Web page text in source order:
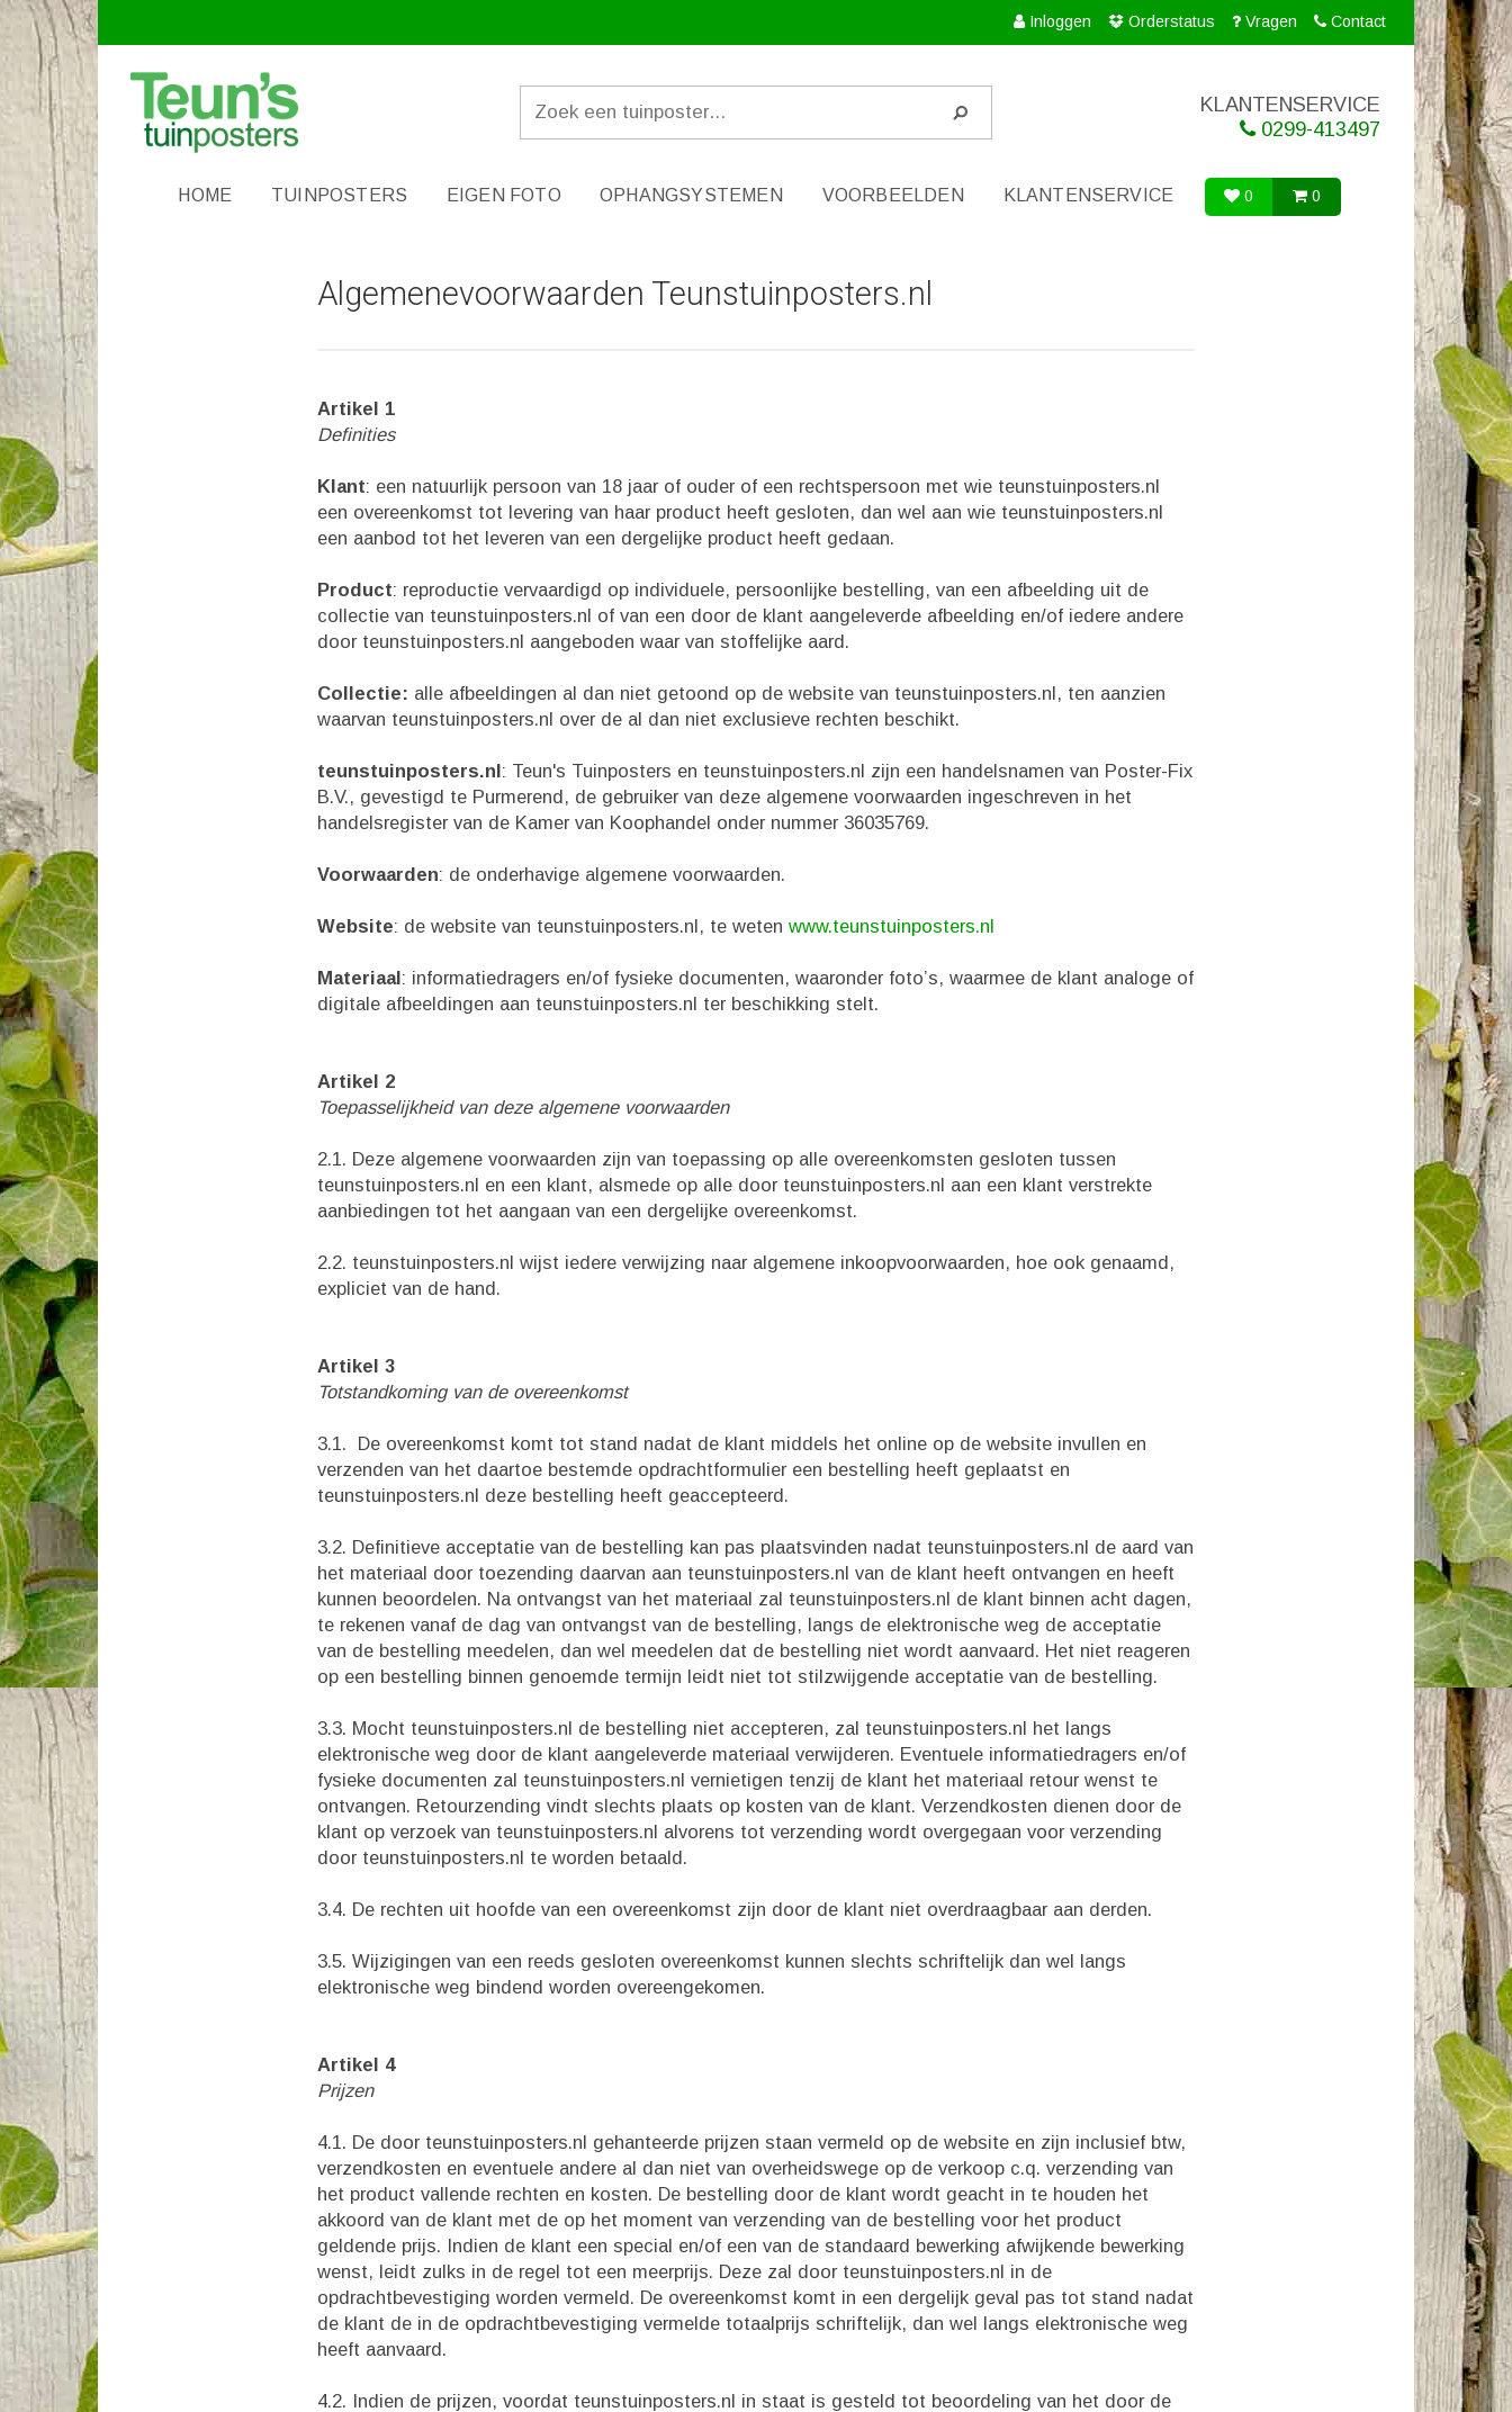
Inloggen Orderstatus Vragen Contact
KLANTENSERVICE
0299-413497
HOME TUINPOSTERS EIGEN FOTO OPHANGSYSTEMEN VOORBEELDEN KLANTENSERVICE 0 0
Algemenevoorwaarden Teunstuinposters.nl
Artikel 1
Definities
Klant: een natuurlijk persoon van 18 jaar of ouder of een rechtspersoon met wie teunstuinposters.nl
een overeenkomst tot levering van haar product heeft gesloten, dan wel aan wie teunstuinposters.nl
een aanbod tot het leveren van een dergelijke product heeft gedaan.
Product: reproductie vervaardigd op individuele, persoonlijke bestelling, van een afbeelding uit de
collectie van teunstuinposters.nl of van een door de klant aangeleverde afbeelding en/of iedere andere
door teunstuinposters.nl aangeboden waar van stoffelijke aard.
Collectie: alle afbeeldingen al dan niet getoond op de website van teunstuinposters.nl, ten aanzien
waarvan teunstuinposters.nl over de al dan niet exclusieve rechten beschikt.
teunstuinposters.nl: Teun's Tuinposters en teunstuinposters.nl zijn een handelsnamen van Poster-Fix
B.V., gevestigd te Purmerend, de gebruiker van deze algemene voorwaarden ingeschreven in het
handelsregister van de Kamer van Koophandel onder nummer 36035769.
Voorwaarden: de onderhavige algemene voorwaarden.
Website: de website van teunstuinposters.nl, te weten www.teunstuinposters.nl
Materiaal: informatiedragers en/of fysieke documenten, waaronder foto’s, waarmee de klant analoge of
digitale afbeeldingen aan teunstuinposters.nl ter beschikking stelt.
Artikel 2
Toepasselijkheid van deze algemene voorwaarden
2.1. Deze algemene voorwaarden zijn van toepassing op alle overeenkomsten gesloten tussen
teunstuinposters.nl en een klant, alsmede op alle door teunstuinposters.nl aan een klant verstrekte
aanbiedingen tot het aangaan van een dergelijke overeenkomst.
2.2. teunstuinposters.nl wijst iedere verwijzing naar algemene inkoopvoorwaarden, hoe ook genaamd,
expliciet van de hand.
Artikel 3
Totstandkoming van de overeenkomst
3.1. De overeenkomst komt tot stand nadat de klant middels het online op de website invullen en
verzenden van het daartoe bestemde opdrachtformulier een bestelling heeft geplaatst en
teunstuinposters.nl deze bestelling heeft geaccepteerd.
3.2. Definitieve acceptatie van de bestelling kan pas plaatsvinden nadat teunstuinposters.nl de aard van
het materiaal door toezending daarvan aan teunstuinposters.nl van de klant heeft ontvangen en heeft
kunnen beoordelen. Na ontvangst van het materiaal zal teunstuinposters.nl de klant binnen acht dagen,
te rekenen vanaf de dag van ontvangst van de bestelling, langs de elektronische weg de acceptatie
van de bestelling meedelen, dan wel meedelen dat de bestelling niet wordt aanvaard. Het niet reageren
op een bestelling binnen genoemde termijn leidt niet tot stilzwijgende acceptatie van de bestelling.
3.3. Mocht teunstuinposters.nl de bestelling niet accepteren, zal teunstuinposters.nl het langs
elektronische weg door de klant aangeleverde materiaal verwijderen. Eventuele informatiedragers en/of
fysieke documenten zal teunstuinposters.nl vernietigen tenzij de klant het materiaal retour wenst te
ontvangen. Retourzending vindt slechts plaats op kosten van de klant. Verzendkosten dienen door de
klant op verzoek van teunstuinposters.nl alvorens tot verzending wordt overgegaan voor verzending
door teunstuinposters.nl te worden betaald.
3.4. De rechten uit hoofde van een overeenkomst zijn door de klant niet overdraagbaar aan derden.
3.5. Wijzigingen van een reeds gesloten overeenkomst kunnen slechts schriftelijk dan wel langs
elektronische weg bindend worden overeengekomen.
Artikel 4
Prijzen
4.1. De door teunstuinposters.nl gehanteerde prijzen staan vermeld op de website en zijn inclusief btw,
verzendkosten en eventuele andere al dan niet van overheidswege op de verkoop c.q. verzending van
het product vallende rechten en kosten. De bestelling door de klant wordt geacht in te houden het
akkoord van de klant met de op het moment van verzending van de bestelling voor het product
geldende prijs. Indien de klant een special en/of een van de standaard bewerking afwijkende bewerking
wenst, leidt zulks in de regel tot een meerprijs. Deze zal door teunstuinposters.nl in de
opdrachtbevestiging worden vermeld. De overeenkomst komt in een dergelijk geval pas tot stand nadat
de klant de in de opdrachtbevestiging vermelde totaalprijs schriftelijk, dan wel langs elektronische weg
heeft aanvaard.
4.2. Indien de prijzen, voordat teunstuinposters.nl in staat is gesteld tot beoordeling van het door de